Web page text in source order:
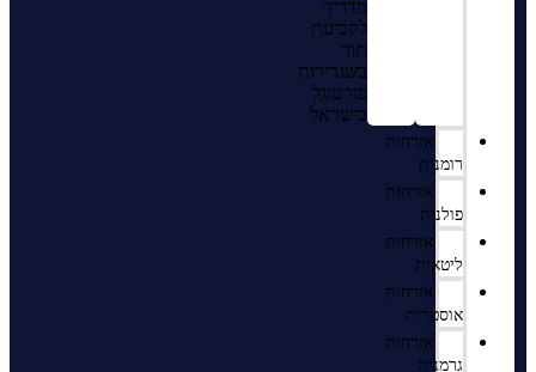
מדריך
לקביעת
תור
בשגרירות
פורטוגל
בישראל
אזרחות
רומנית
אזרחות
פולנית
אזרחות
ליטאית
אזרחות
אוסטרית
אזרחות
גרמנית